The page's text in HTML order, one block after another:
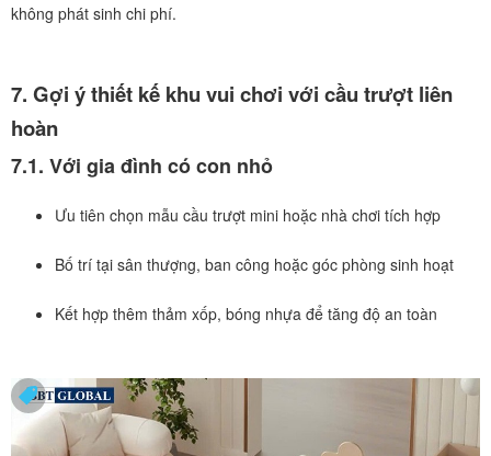
không phát sinh chi phí.
7. Gợi ý thiết kế khu vui chơi với cầu trượt liên
hoàn
7.1. Với gia đình có con nhỏ
Ưu tiên chọn mẫu cầu trượt mini hoặc nhà chơi tích hợp
Bố trí tại sân thượng, ban công hoặc góc phòng sinh hoạt
Kết hợp thêm thảm xốp, bóng nhựa để tăng độ an toàn